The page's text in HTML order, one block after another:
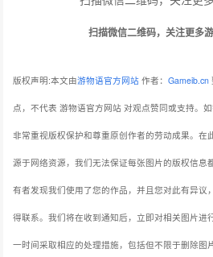
扫描微信二维码，关注更多
版权声明:本文由游物语官方网站 作者：Gameib.cn
点，不代表 游物语官方网站 对观点赞同或支持。
非常重视版权保护和尊重原创作者的劳动成果。在
源于网络资源，我们无法保证每张图片的版权信息
有者发现我们使用了您的作品，并且您对此有异议
得联系。我们将在收到通知后，立即对相关图片进
一时间采取相应的处理措施，包括但不限于删除图